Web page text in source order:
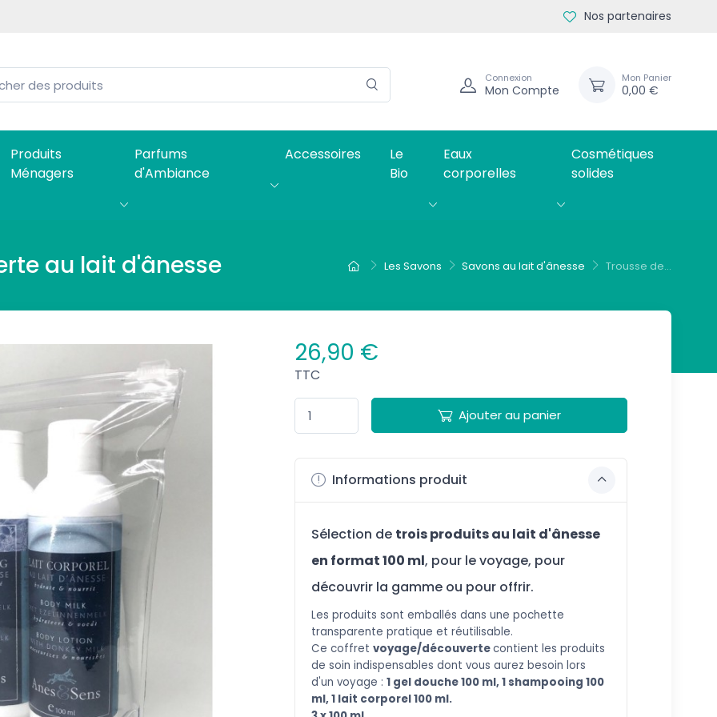
Nos partenaires
Connexion
Mon Compte
Mon Panier
0,00 €
Produits
Ménagers
Parfums
d'Ambiance
Accessoires
Le
Bio
Eaux
corporelles
Cosmétiques
solides
Les Savons Savons au lait d'ânesse Trousse de...
au lait d'ânesse
26,90 €
TTC
Ajouter au panier
Informations produit
Sélection de trois produits au lait d'ânesse
en format 100 ml, pour le voyage, pour
découvrir la gamme ou pour offrir.
Les produits sont emballés dans une pochette
transparente pratique et réutilisable.
Ce coffret voyage/découvertecontient les produits
de soin indispensables dont vous aurez besoin lors
d'un voyage : 1gel douche 100 ml, 1 shampooing 100
ml, 1 lait corporel 100 ml.